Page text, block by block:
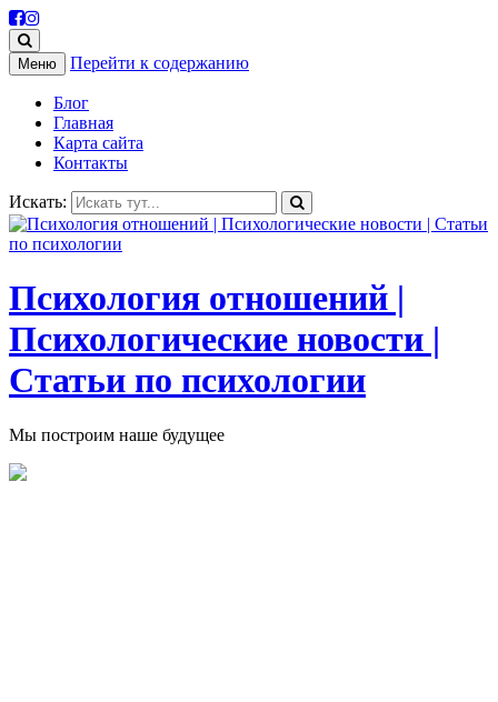
Меню Перейти к содержанию
Блог
Главная
Карта сайта
Контакты
Искать:
Психология отношений |
Психологические новости |
Статьи по психологии
Мы построим наше будущее